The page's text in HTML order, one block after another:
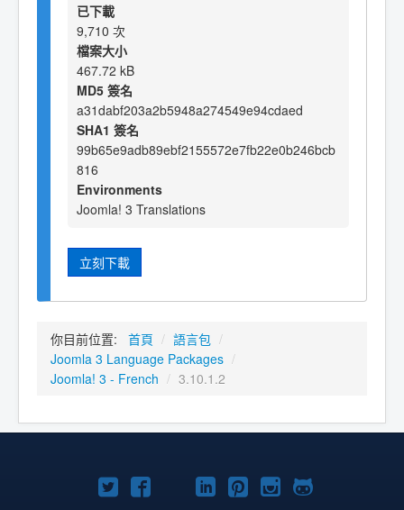
已下載
9,710 次
檔案大小
467.72 kB
MD5 簽名
a31dabf203a2b5948a274549e94cdaed
SHA1 簽名
99b65e9adb89ebf2155572e7fb22e0b246bcb
816
Environments
Joomla! 3 Translations
立刻下載
你目前位置: 首頁 / 語言包 /
Joomla 3 Language Packages /
Joomla! 3 - French / 3.10.1.2
TwitterFacebookYouTube
Linkedln
Pinterest
Instagram
GitHub